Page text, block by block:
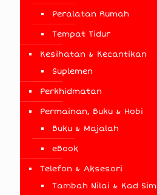
Peralatan Rumah
Tempat Tidur
Kesihatan & Kecantikan
Suplemen
Perkhidmatan
Permainan, Buku & Hobi
Buku & Majalah
eBook
Telefon & Aksesori
Tambah Nilai & Kad Sim